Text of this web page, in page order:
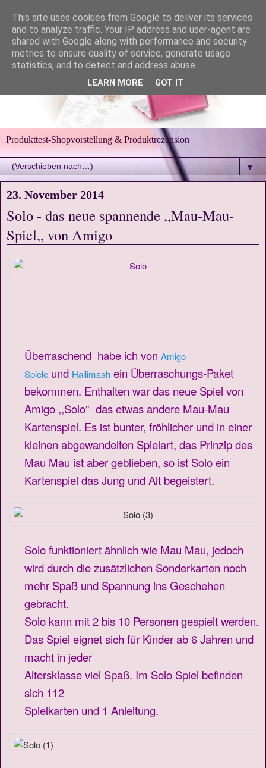
Produkttest-Shopvorstellung & Produktrezension
▼
23. November 2014
Solo - das neue spannende ,,Mau-Mau-
Spiel,, von Amigo
Überraschend habe ich von Amigo
Spiele und Hallimash ein Überraschungs-Paket
bekommen. Enthalten war das neue Spiel von
Amigo ,,Solo" das etwas andere Mau-Mau
Kartenspiel. Es ist bunter, fröhlicher und in einer
kleinen abgewandelten Spielart, das Prinzip des
Mau Mau ist aber geblieben, so ist Solo ein
Kartenspiel das Jung und Alt begeistert.
Solo funktioniert ähnlich wie Mau Mau, jedoch
wirddurch die zusätzlichen Sonderkarten noch
mehr Spaß und Spannung ins Geschehen
gebracht.
Solo kann mit 2 bis 10 Personen gespielt werden.
Das Spiel eignet sich für Kinder ab 6 Jahren und
macht in jeder
Altersklasse viel Spaß. Im Solo Spiel befinden
sich 112
Spielkarten und 1 Anleitung.
This site uses cookies from Google to deliver its services
and to analyze traffic. Your IP address and user-agent are
shared with Google along with performance and security
metrics to ensure quality of service, generate usage
statistics, and to detect and address abuse.
LEARN MORE GOT IT